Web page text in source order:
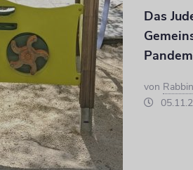
Das
von